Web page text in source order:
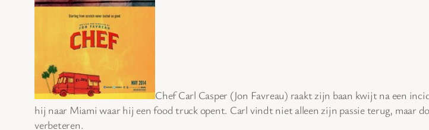
Chef Carl Casper (Jon Favreau) raakt zijn baan kwijt na een
hij naar Miami waar hij een food truck opent. Carl vindt niet alleen zijn passie terug, maar
verbeteren.